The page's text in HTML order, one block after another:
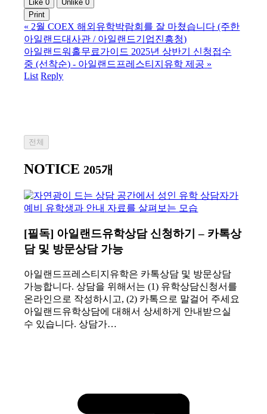
Like0 Unlike0
Print
« 2월 COEX 해외유학박람회를 잘 마쳤습니다 (주한
아일랜드대사관 / 아일랜드기업진흥청)
아일랜드워홀무료가이드 2025년 상반기 신청접수
중 (선착순) - 아일랜드프레스티지유학 제공 »
List Reply
전체
NOTICE205개
[필독] 아일랜드유학상담 신청하기 – 카톡상
담 및 방문상담 가능
아일랜드프레스티지유학은 카톡상담 및 방문상담
가능합니다. 상담을 위해서는 (1) 유학상담신청서를
온라인으로 작성하시고, (2) 카톡으로 말걸어 주세요
아일랜드유학상담에 대해서 상세하게 안내받으실
수 있습니다. 상담가…